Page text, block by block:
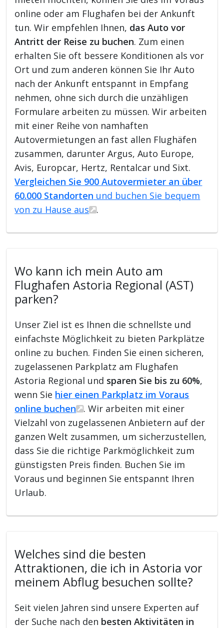
online oder am Flughafen bei der Ankunft
tun. Wir empfehlen Ihnen, das Auto vor
Antritt der Reise zu buchen. Zum einen
erhalten Sie oft bessere Konditionen als vor
Ort und zum anderen können Sie Ihr Auto
nach der Ankunft entspannt in Empfang
nehmen, ohne sich durch die unzähligen
Formulare arbeiten zu müssen. Wir arbeiten
mit einer Reihe von namhaften
Autovermietungen an fast allen Flughäfen
zusammen, darunter Argus, Auto Europe,
Avis, Europcar, Hertz, Rentalcar und Sixt.
Vergleichen Sie 900 Autovermieter an über
60.000 Standorten und buchen Sie bequem
von zu Hause aus
.
Wo kann ich mein Auto am
Flughafen Astoria Regional (AST)
parken?
Unser Ziel ist es Ihnen die schnellste und
einfachste Möglichkeit zu bieten Parkplätze
online zu buchen. Finden Sie einen sicheren,
zugelassenen Parkplatz am Flughafen
Astoria Regional und sparen Sie bis zu 60%,
wenn Sie hier einen Parkplatz im Voraus
online buchen
. Wir arbeiten mit einer
Vielzahl von zugelassenen Anbietern auf der
ganzen Welt zusammen, um sicherzustellen,
dass Sie die richtige Parkmöglichkeit zum
günstigsten Preis finden. Buchen Sie im
Voraus und beginnen Sie entspannt Ihren
Urlaub.
Welches sind die besten
Attraktionen, die ich in Astoria vor
meinem Abflug besuchen sollte?
Seit vielen Jahren sind unsere Experten auf
der Suche nach den besten Aktivitäten in